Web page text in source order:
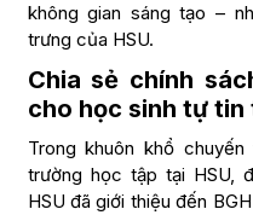
không gian sáng tạo –
trưng của HSU.
Chia sẻ chính
cho học sinh tự tin
Trong khuôn khổ
trường học tập tại HSU,
HSU đã giới thiệu đến